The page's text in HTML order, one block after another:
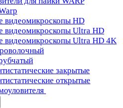
видеомикроскопы HD
видеомикроскопы Ultra HD
видеомикроскопы Ultra HD 4K
закрытые
открытые